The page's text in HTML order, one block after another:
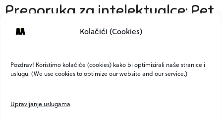
Kolačići (Cookies)
Pozdrav! Koristimo kolačiće (cookies) kako bi optimizirali naše stranice i
uslugu. (We use cookies to optimize our website and our service.)
Upravljanje uslugama
Preporuka za intelektualce: Pet
naslova koje morate pročitati
suvlasnikom naše najperspektivnije mlade izdavačke
kuće – Naklade…